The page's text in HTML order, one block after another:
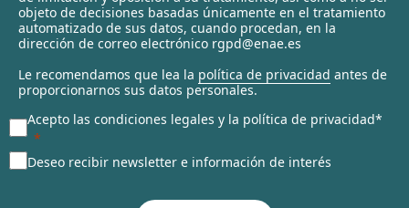
e
d
objeto de decisiones basadas únicamente en el tratamiento
automatizado de sus datos, cuando procedan, en la
dirección de correo electrónico rgpd@enae.es
Le recomendamos que lea la política de privacidad antes de
proporcionarnos sus datos personales.
Acepto las condiciones legales y la política de privacidad*
Deseo recibir newsletter e información de interés